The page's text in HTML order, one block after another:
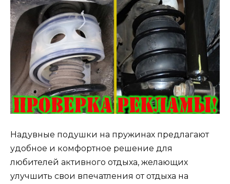
Надувные подушки на пружинах предлагают
удобное и комфортное решение для
любителей активного отдыха, желающих
улучшить свои впечатления от отдыха на